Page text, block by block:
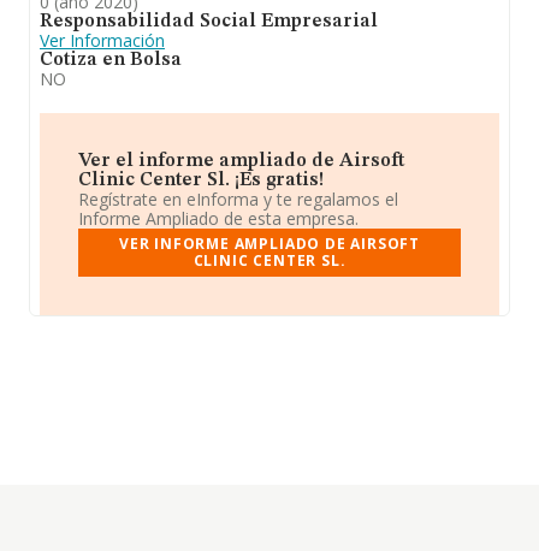
Responsabilidad Social Empresarial
Ver Información
Cotiza en Bolsa
NO
Ver el informe ampliado de Airsoft
Clinic Center Sl. ¡Es gratis!
Regístrate en eInforma y te regalamos el
Informe Ampliado de esta empresa.
VER INFORME AMPLIADO DE AIRSOFT
CLINIC CENTER SL.